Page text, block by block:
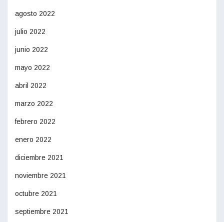
agosto 2022
julio 2022
junio 2022
mayo 2022
abril 2022
marzo 2022
febrero 2022
enero 2022
diciembre 2021
noviembre 2021
octubre 2021
septiembre 2021